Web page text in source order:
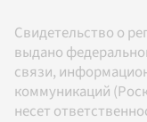
Свидетельство о
выдано
связи,
коммуникаций
несет